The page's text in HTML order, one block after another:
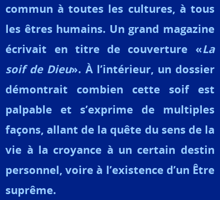
commun à toutes les cultures, à tous
les êtres humains. Un grand magazine
écrivait en titre de couverture «La
soif de Dieu». À l’intérieur, un dossier
démontrait combien cette soif est
palpable et s’exprime de multiples
façons, allant de la quête du sens de la
vie à la croyance à un certain destin
personnel, voire à l’existence d’un Être
suprême.